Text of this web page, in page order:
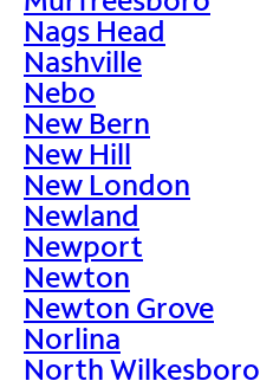
Nags Head
Nashville
Nebo
New Bern
New Hill
New London
Newland
Newport
Newton
Newton Grove
Norlina
North Wilkesboro